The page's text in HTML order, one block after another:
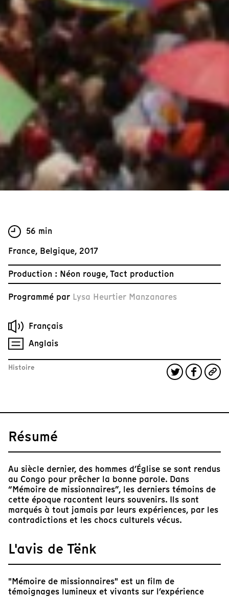
56 min
France, Belgique, 2017
Production : Néon rouge, Tact production
Programmé par Lysa Heurtier Manzanares
Français
Anglais
Histoire
Résumé
Au siècle dernier, des hommes d’Église se sont rendus
au Congo pour prêcher la bonne parole. Dans
“Mémoire de missionnaires”, les derniers témoins de
cette époque racontent leurs souvenirs. Ils sont
marqués à tout jamais par leurs expériences, par les
contradictions et les chocs culturels vécus.
L'avis de Tënk
"Mémoire de missionnaires" est un film de
témoignages lumineux et vivants sur l’expérience